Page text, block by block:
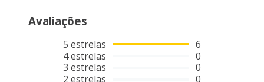
Avaliações
5 estrelas
4estrelas
3 estrelas
2 estrelas
6
0
0
0